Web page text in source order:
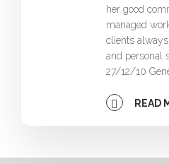
her good
managed
clients
and personal
27/12/10
READ